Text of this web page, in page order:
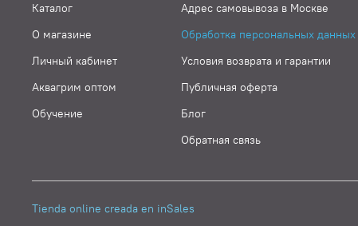
Каталог
О магазине
Личный кабинет
Аквагрим оптом
Обучение
Адрес самовывоза в Москве
Обработка персональных данных
Условия возврата и гарантии
Публичная оферта
Блог
Обратная связь
Tienda online creada en inSales